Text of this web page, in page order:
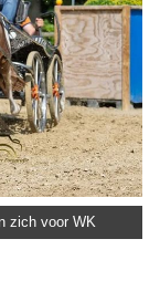
zich voor WK